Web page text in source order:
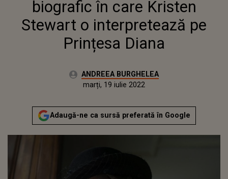
DIANA
biografic în care Kristen
Stewart o interpretează pe
Prințesa Diana
Autor:ANDREEA BURGHELEA
miercuri, 10 februarie 2021Actualizat:
marți, 19 iulie 2022
Adaugă-ne ca sursă preferată în Google